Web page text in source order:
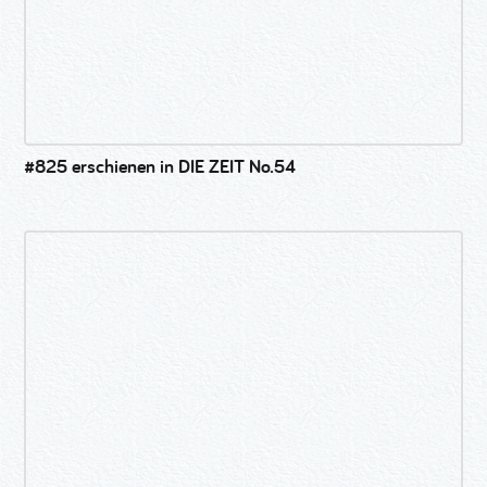
#825 erschienen in DIE ZEIT No.54